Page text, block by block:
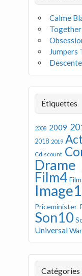
Calme
Jumpers
Étiquettes
2008 2009
2018 2019
Cdiscount
Drame
Film4
Priceminister
Son10
Universal
Catégories